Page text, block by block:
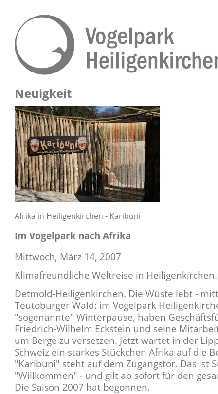
Neuigkeit
Afrika in Heiligenkirchen - Karibuni
Im Vogelpark nach Afrika
Mittwoch, März 14, 2007
Klimafreundliche Weltreise in Heiligenkirchen.
Detmold-Heiligenkirchen. Die Wüste lebt -
Teutoburger Wald: im Vogelpark
"sogenannte" Winterpause, haben
Friedrich-Wilhelm Eckstein und seine
um Berge zu versetzen. Jetzt wartet in der
Schweiz ein starkes Stückchen Afrika auf die
"Karibuni" steht auf dem Zugangstor. Das ist
"Willkommen" - und gilt ab sofort für den
Die Saison 2007 hat begonnen.